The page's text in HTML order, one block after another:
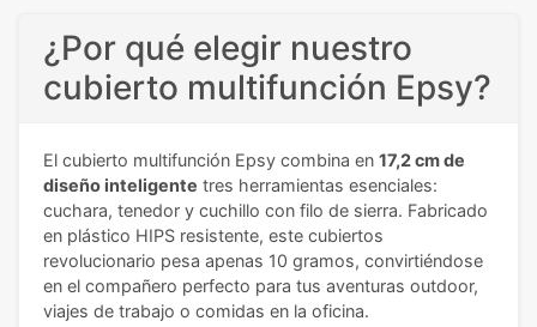
¿Por qué elegir nuestro
cubierto multifunción Epsy?
El cubierto multifunción Epsy combina en 17,2 cm de
diseño inteligente tres herramientas esenciales:
cuchara, tenedor y cuchillo con filo de sierra. Fabricado
en plástico HIPS resistente, este cubiertos
revolucionario pesa apenas 10 gramos, convirtiéndose
en el compañero perfecto para tus aventuras outdoor,
viajes de trabajo o comidas en la oficina.